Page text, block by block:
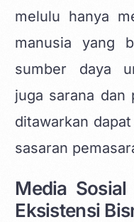
melulu hanya
manusia yang
sumber daya
juga sarana dan
ditawarkan
sasaran
Media Sosial
Eksistensi